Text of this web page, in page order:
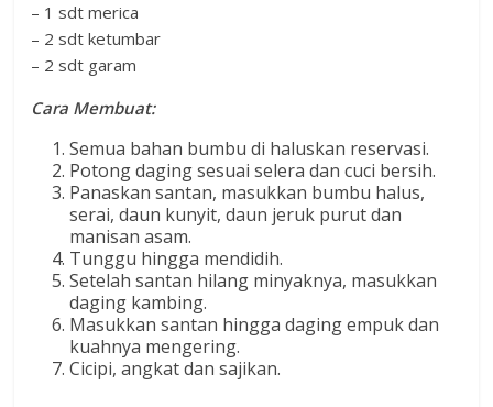
– 1 sdt merica
– 2 sdt ketumbar
– 2 sdt garam
Cara Membuat:
Semua bahan bumbu di haluskan reservasi.
Potong daging sesuai selera dan cuci bersih.
Panaskan santan, masukkan bumbu halus,
serai, daun kunyit, daun jeruk purut dan
manisan asam.
Tunggu hingga mendidih.
Setelah santan hilang minyaknya, masukkan
daging kambing.
Masukkan santan hingga daging empuk dan
kuahnya mengering.
Cicipi, angkat dan sajikan.